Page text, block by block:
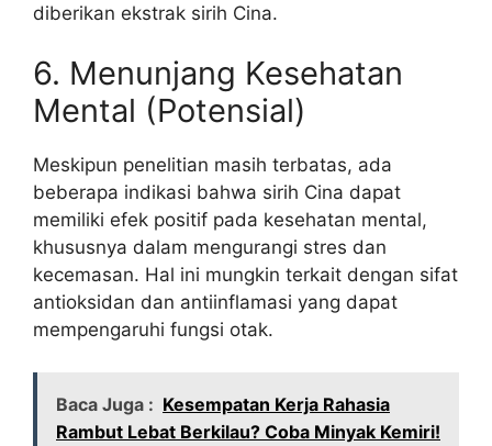
diberikan ekstrak sirih Cina.
6. Menunjang Kesehatan
Mental (Potensial)
Meskipun penelitian masih terbatas, ada
beberapa indikasi bahwa sirih Cina dapat
memiliki efek positif pada kesehatan mental,
khususnya dalam mengurangi stres dan
kecemasan. Hal ini mungkin terkait dengan sifat
antioksidan dan antiinflamasi yang dapat
mempengaruhi fungsi otak.
Baca Juga : Kesempatan Kerja Rahasia
Rambut Lebat Berkilau? Coba Minyak Kemiri!